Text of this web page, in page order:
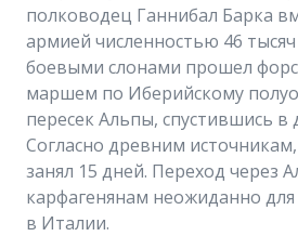
полководец Ганнибал Барка
армией численностью 46
боевыми слонами прошел
маршем по Иберийскому
пересек Альпы, спустившись в
Согласно древним
занял 15 дней. Переход через
карфагенянам неожиданно для
в Италии.